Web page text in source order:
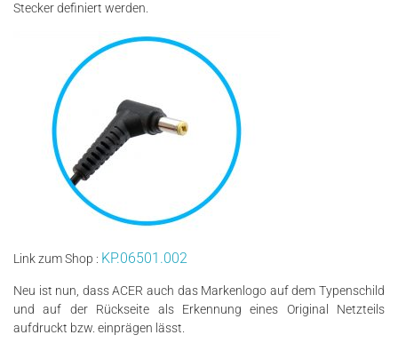
Stecker definiert werden.
Link zum Shop : KP.06501.002
Neu ist nun, dass ACER auch das Markenlogo auf dem Typenschild
und auf der Rückseite als Erkennung eines Original Netzteils
aufdruckt bzw. einprägen lässt.